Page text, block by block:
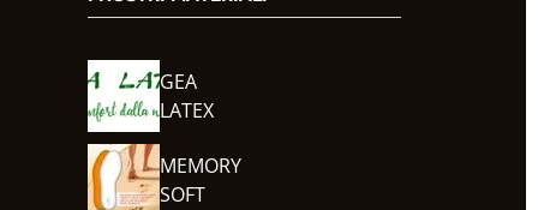
GEA
LATEX
MEMORY
SOFT